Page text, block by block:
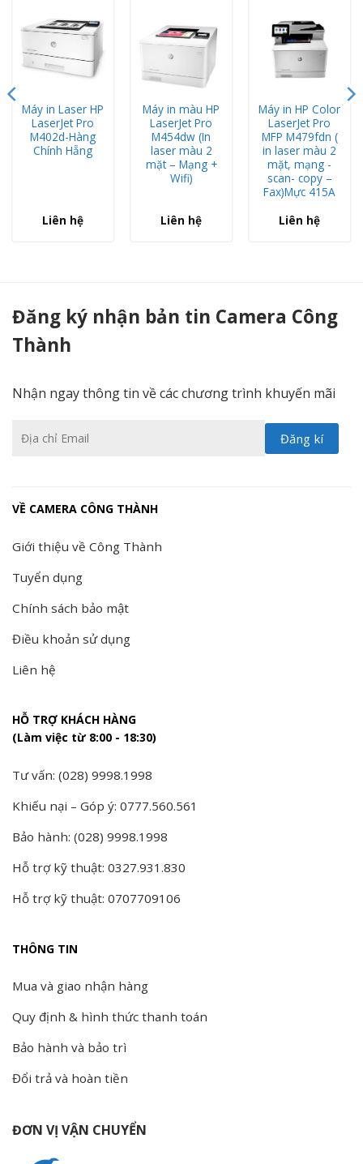
Máy in Laser HP
LaserJet Pro
M402d-Hàng
Chính Hẵng
Liên hệ
Máy in màu HP
LaserJet Pro
M454dw (In
laser màu 2
mặt – Mạng +
Wifi)
Liên hệ
Máy in HP Color
LaserJet Pro
MFP M479fdn (
in laser màu 2
mặt, mạng -
scan- copy –
Fax)Mực 415A
Liên hệ
Đăng ký nhận bản tin Camera Công
Thành
Nhận ngay thông tin về các chương trình khuyến mãi
VỀ CAMERA CÔNG THÀNH
Giới thiệu về Công Thành
Tuyển dụng
Chính sách bảo mật
Điều khoản sử dụng
Liên hệ
HỖ TRỢ KHÁCH HÀNG
(Làm việc từ 8:00 - 18:30)
Tư vấn: (028) 9998.1998
Khiếu nại – Góp ý: 0777.560.561
Bảo hành: (028) 9998.1998
Hỗ trợ kỹ thuật: 0327.931.830
Hỗ trợ kỹ thuật: 0707709106
THÔNG TIN
Mua và giao nhận hàng
Quy định & hình thức thanh toán
Bảo hành và bảo trì
Đổi trả và hoàn tiền
ĐƠN VỊ VẬN CHUYỂN